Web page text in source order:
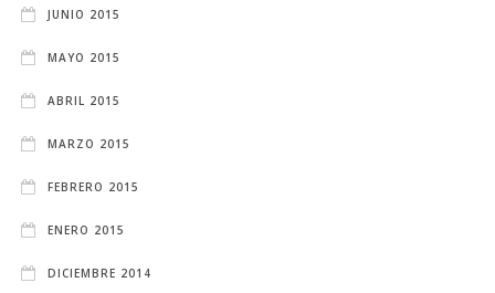
JUNIO 2015
MAYO 2015
ABRIL 2015
MARZO 2015
FEBRERO 2015
ENERO 2015
DICIEMBRE 2014